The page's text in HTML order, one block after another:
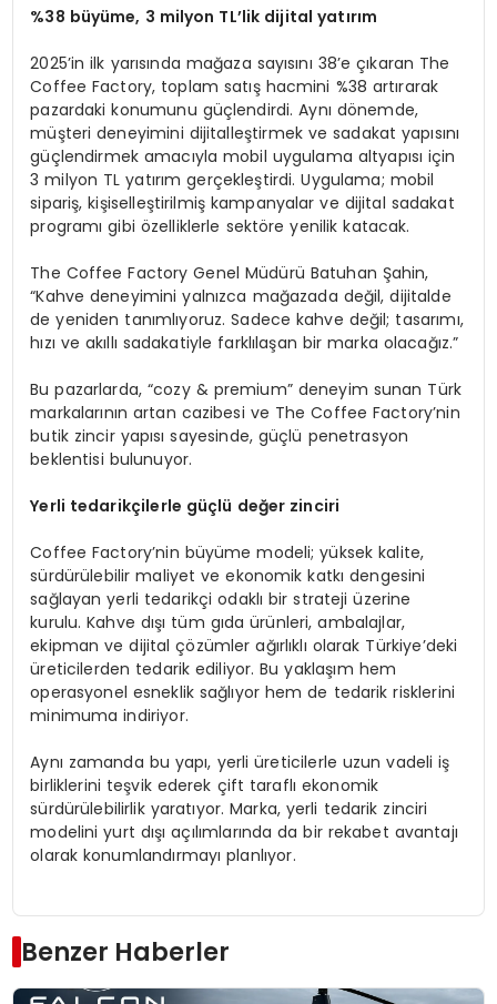
%38 büyüme, 3 milyon TL’lik dijital yatırım
2025’in ilk yarısında mağaza sayısını 38’e çıkaran The
Coffee Factory, toplam satış hacmini %38 artırarak
pazardaki konumunu güçlendirdi. Aynı dönemde,
müşteri deneyimini dijitalleştirmek ve sadakat yapısını
güçlendirmek amacıyla mobil uygulama altyapısı için
3 milyon TL yatırım gerçekleştirdi. Uygulama; mobil
sipariş, kişiselleştirilmiş kampanyalar ve dijital sadakat
programı gibi özelliklerle sektöre yenilik katacak.
The Coffee Factory Genel Müdürü Batuhan Şahin,
“Kahve deneyimini yalnızca mağazada değil, dijitalde
de yeniden tanımlıyoruz. Sadece kahve değil; tasarımı,
hızı ve akıllı sadakatiyle farklılaşan bir marka olacağız.”
Bu pazarlarda, “cozy & premium” deneyim sunan Türk
markalarının artan cazibesi ve The Coffee Factory’nin
butik zincir yapısı sayesinde, güçlü penetrasyon
beklentisi bulunuyor.
Yerli tedarikçilerle güçlü değer zinciri
Coffee Factory’nin büyüme modeli; yüksek kalite,
sürdürülebilir maliyet ve ekonomik katkı dengesini
sağlayan yerli tedarikçi odaklı bir strateji üzerine
kurulu. Kahve dışı tüm gıda ürünleri, ambalajlar,
ekipman ve dijital çözümler ağırlıklı olarak Türkiye’deki
üreticilerden tedarik ediliyor. Bu yaklaşım hem
operasyonel esneklik sağlıyor hem de tedarik risklerini
minimuma indiriyor.
Aynı zamanda bu yapı, yerli üreticilerle uzun vadeli iş
birliklerini teşvik ederek çift taraflı ekonomik
sürdürülebilirlik yaratıyor. Marka, yerli tedarik zinciri
modelini yurt dışı açılımlarında da bir rekabet avantajı
olarak konumlandırmayı planlıyor.
Benzer Haberler